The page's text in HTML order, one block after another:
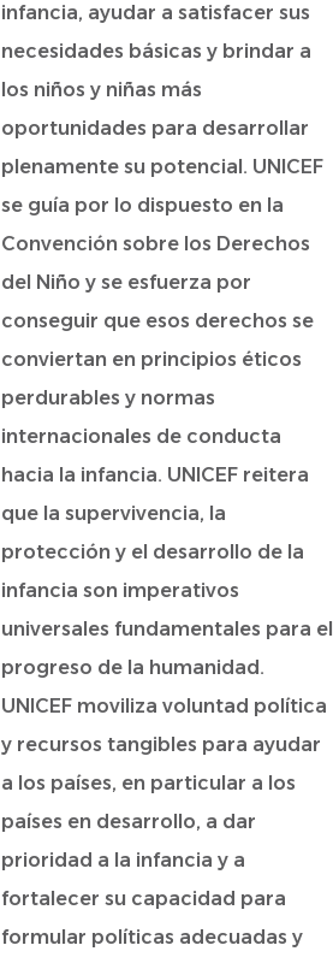
infancia, ayudar a satisfacer sus
necesidades básicas y brindar a
los niños y niñas más
oportunidades para desarrollar
plenamente su potencial. UNICEF
se guía por lo dispuesto en la
Convención sobre los Derechos
del Niño y se esfuerza por
conseguir que esos derechos se
conviertan en principios éticos
perdurables y normas
internacionales de conducta
hacia la infancia. UNICEF reitera
que la supervivencia, la
protección y el desarrollo de la
infancia son imperativos
universales fundamentales para el
progreso de la humanidad.
UNICEF moviliza voluntad política
y recursos tangibles para ayudar
a los países, en particular a los
países en desarrollo, a dar
prioridad a la infancia y a
fortalecer su capacidad para
formular políticas adecuadas y